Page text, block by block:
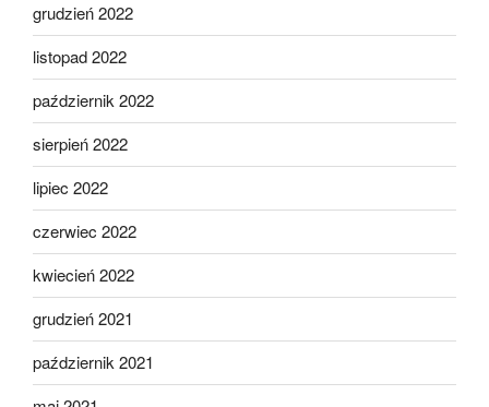
grudzień 2022
listopad 2022
październik 2022
sierpień 2022
lipiec 2022
czerwiec 2022
kwiecień 2022
grudzień 2021
październik 2021